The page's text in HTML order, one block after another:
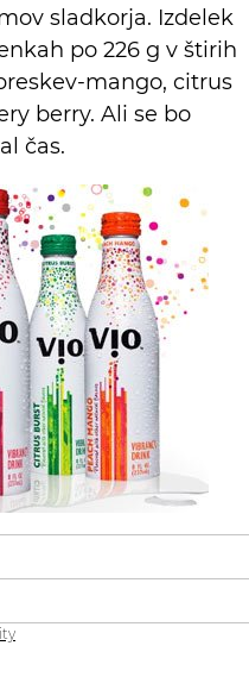
sladkorja. Izdelek
po 226 g v štirih
mango, citrus
berry. Ali se bo
čas.